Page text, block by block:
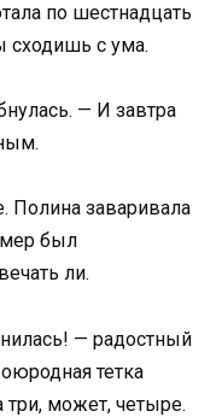
по шестнадцать
сходишь с ума.
— И завтра
Полина заваривала
был
ли.
— радостный
тетка
может, четыре.